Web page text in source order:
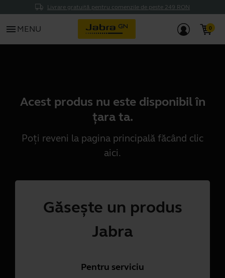
Livrare gratuită pentru comenzile de peste 249 RON
menu MENU
Acest produs nu este disponibil în
țara ta.
Poți reveni la pagina principală făcând clic
aici.
Găsește un produs
Jabra
Pentru serviciu